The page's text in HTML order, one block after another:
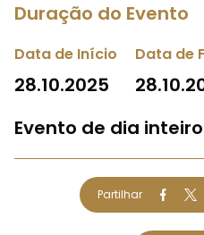
Duração do Evento
Data de Início
28.10.2025
Data de
Evento de dia inteiro
Partilhar